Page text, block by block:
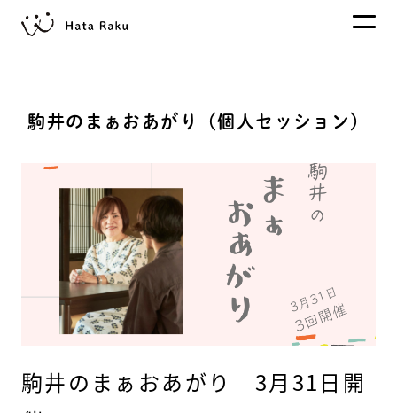
駒井のまぁおあがり（個人セッション）
駒井のまぁおあがり 3月31日開